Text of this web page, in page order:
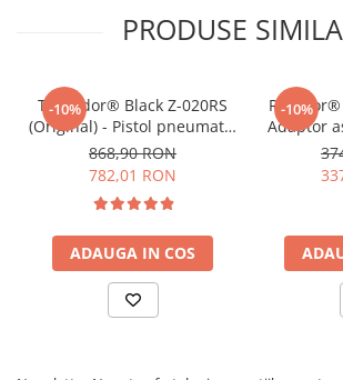
PRODUSE
-10%
Tornador® Black Z-020RS
(Original) - Pistol pneumatic
pentru curățare
868,90 RON
782,01 RON
ADAUGA IN COS
-10%
Adaptor